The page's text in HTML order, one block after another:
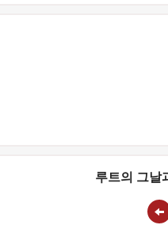
루트의 그날